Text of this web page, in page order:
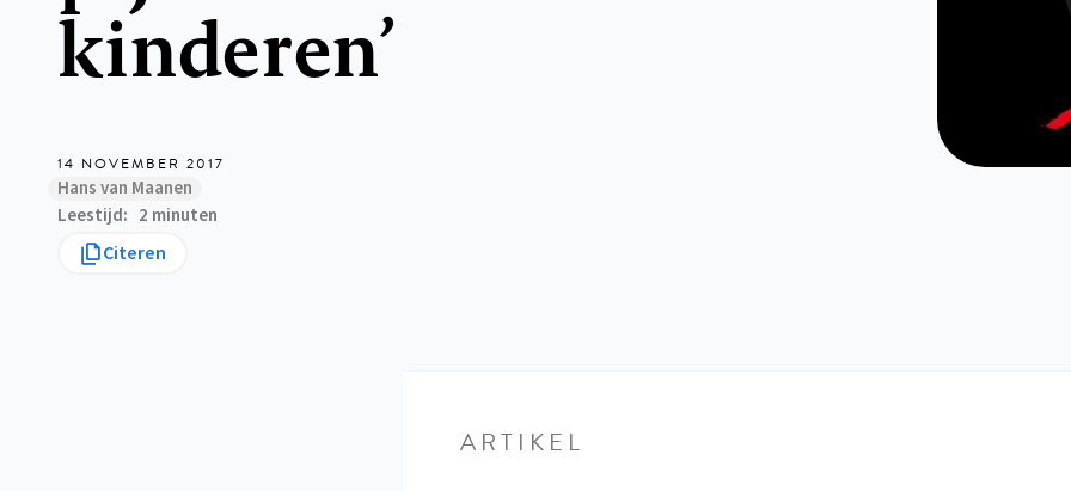
kinderen’
14 NOVEMBER 2017
Hans van Maanen
Leestijd
2 minuten
Citeren
ARTIKEL